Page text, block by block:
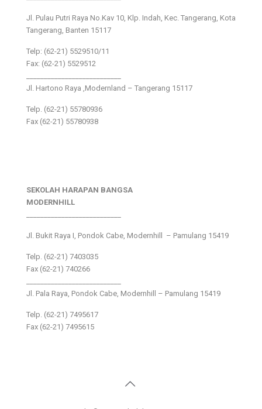
Jl. Pulau Putri Raya No.Kav 10, Klp. Indah, Kec. Tangerang, Kota
Tangerang, Banten 15117
Telp: (62-21) 5529510/11
Fax: (62-21) 5529512
Jl. Hartono Raya ,Modernland – Tangerang 15117
Telp. (62-21) 55780936
Fax (62-21) 55780938
SEKOLAH HARAPAN BANGSA
MODERNHILL
Jl. Bukit Raya I, Pondok Cabe, Modernhill – Pamulang 15419
Telp. (62-21) 7403035
Fax (62-21) 740266
Jl. Pala Raya, Pondok Cabe, Modernhill – Pamulang 15419
Telp. (62-21) 7495617
Fax (62-21) 7495615